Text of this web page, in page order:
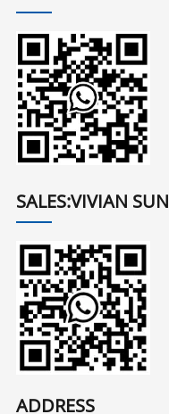
SALES:VIVIAN SUN
ADDRESS